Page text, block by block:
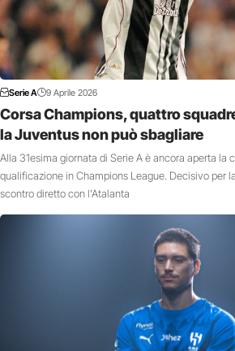
Serie A 9 Aprile 2026
Corsa Champions, quattro
la Juventus non può sbagliare
Alla 31esima giornata di Serie A è ancora aperta la
qualificazione in Champions League. Decisivo per
scontro diretto con l'Atalanta